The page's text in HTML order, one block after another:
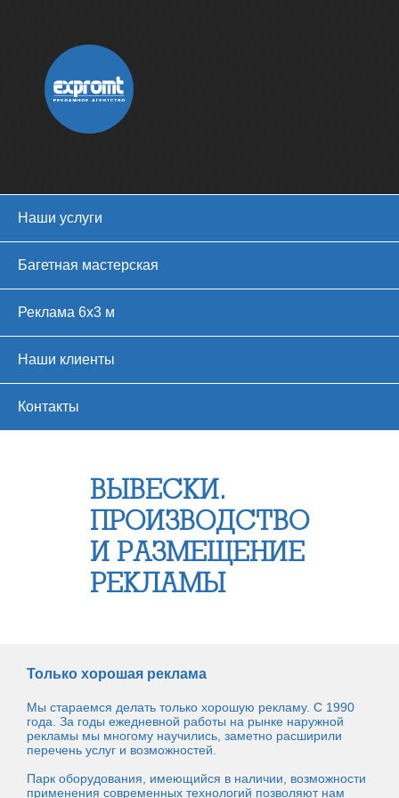
Наши услуги
Багетная мастерская
Реклама 6х3 м
Наши клиенты
Контакты
ВЫВЕСКИ.
ПРОИЗВОДСТВО
И РАЗМЕЩЕНИЕ
РЕКЛАМЫ
Только хорошая реклама
Мы стараемся делать только хорошую рекламу. С 1990
года. За годы ежедневной работы на рынке наружной
рекламы мы многому научились, заметно расширили
перечень услуг и возможностей.
Парк оборудования, имеющийся в наличии, возможности
применения современных технологий позволяют нам